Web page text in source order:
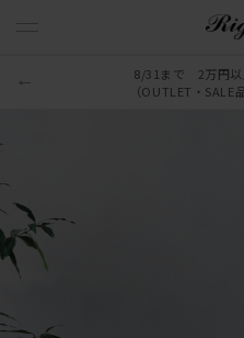
8/31まで 2万円以
（OUTLET・SALE